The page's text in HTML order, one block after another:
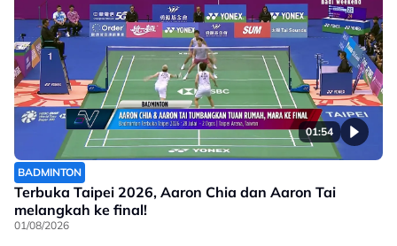
01:54
BADMINTON
Terbuka Taipei 2026, Aaron Chia dan Aaron Tai
melangkah ke final!
01/08/2026